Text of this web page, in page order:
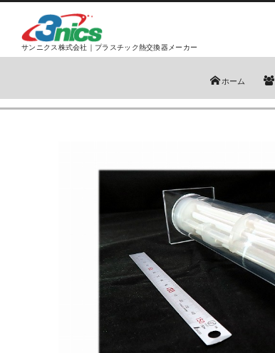
サンニクス株式会社｜プラスチック熱交換器メーカー
ホーム